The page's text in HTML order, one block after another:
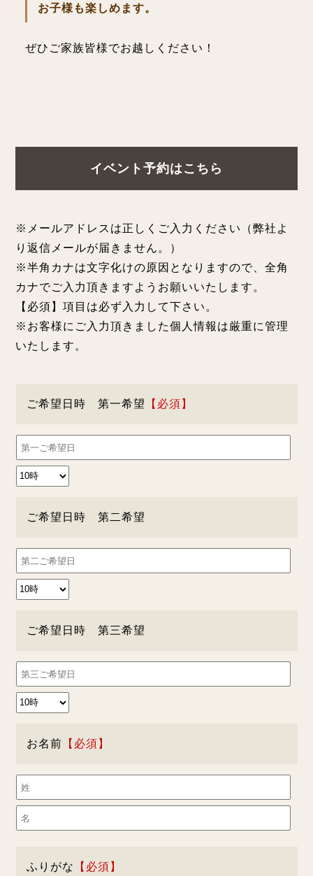
お子様も楽しめます。
ぜひご家族皆様でお越しください！
イベント予約はこちら
※メールアドレスは正しくご入力ください（弊社よ
り返信メールが届きません。）
※半角カナは文字化けの原因となりますので、全角
カナでご入力頂きますようお願いいたします。
【必須】項目は必ず入力して下さい。
※お客様にご入力頂きました個人情報は厳重に管理
いたします。
ご希望日時 第一希望
ご希望日時 第二希望
ご希望日時 第三希望
お名前
ふりがな